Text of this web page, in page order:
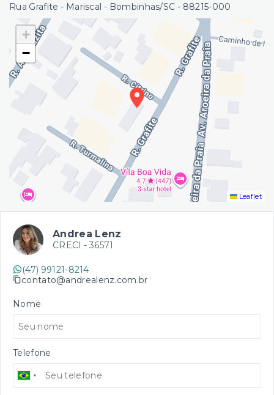
Rua Grafite - Mariscal - Bombinhas/SC - 88215-000
+
−
Leaflet
Andrea Lenz
CRECI - 36571
(47) 99121-8214
contato@andrealenz.com.br
Nome
Telefone